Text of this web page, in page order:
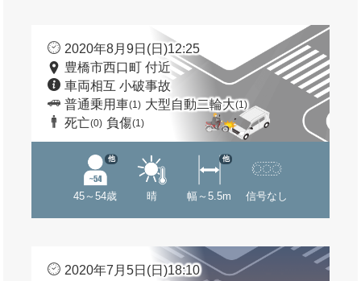
2020年8月9日(日)12:25
豊橋市西口町 付近
車両相互 小破事故
普通乗用車(1) 大型自動二輪大(1)
死亡(0) 負傷(1)
45～54歳
他
晴 幅～5.5m
他
信号なし
2020年7月5日(日)18:10